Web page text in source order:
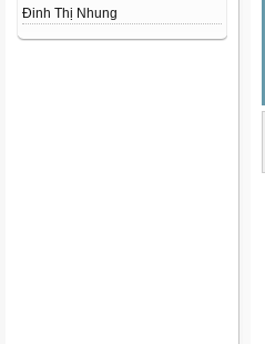
Đinh Thị Nhung